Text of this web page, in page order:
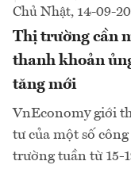
Chủ Nhật, 14-09-
Thị trường cần
thanh khoản
tăng mới
VnEconomy giới
tư của một số
trường tuần từ 15-